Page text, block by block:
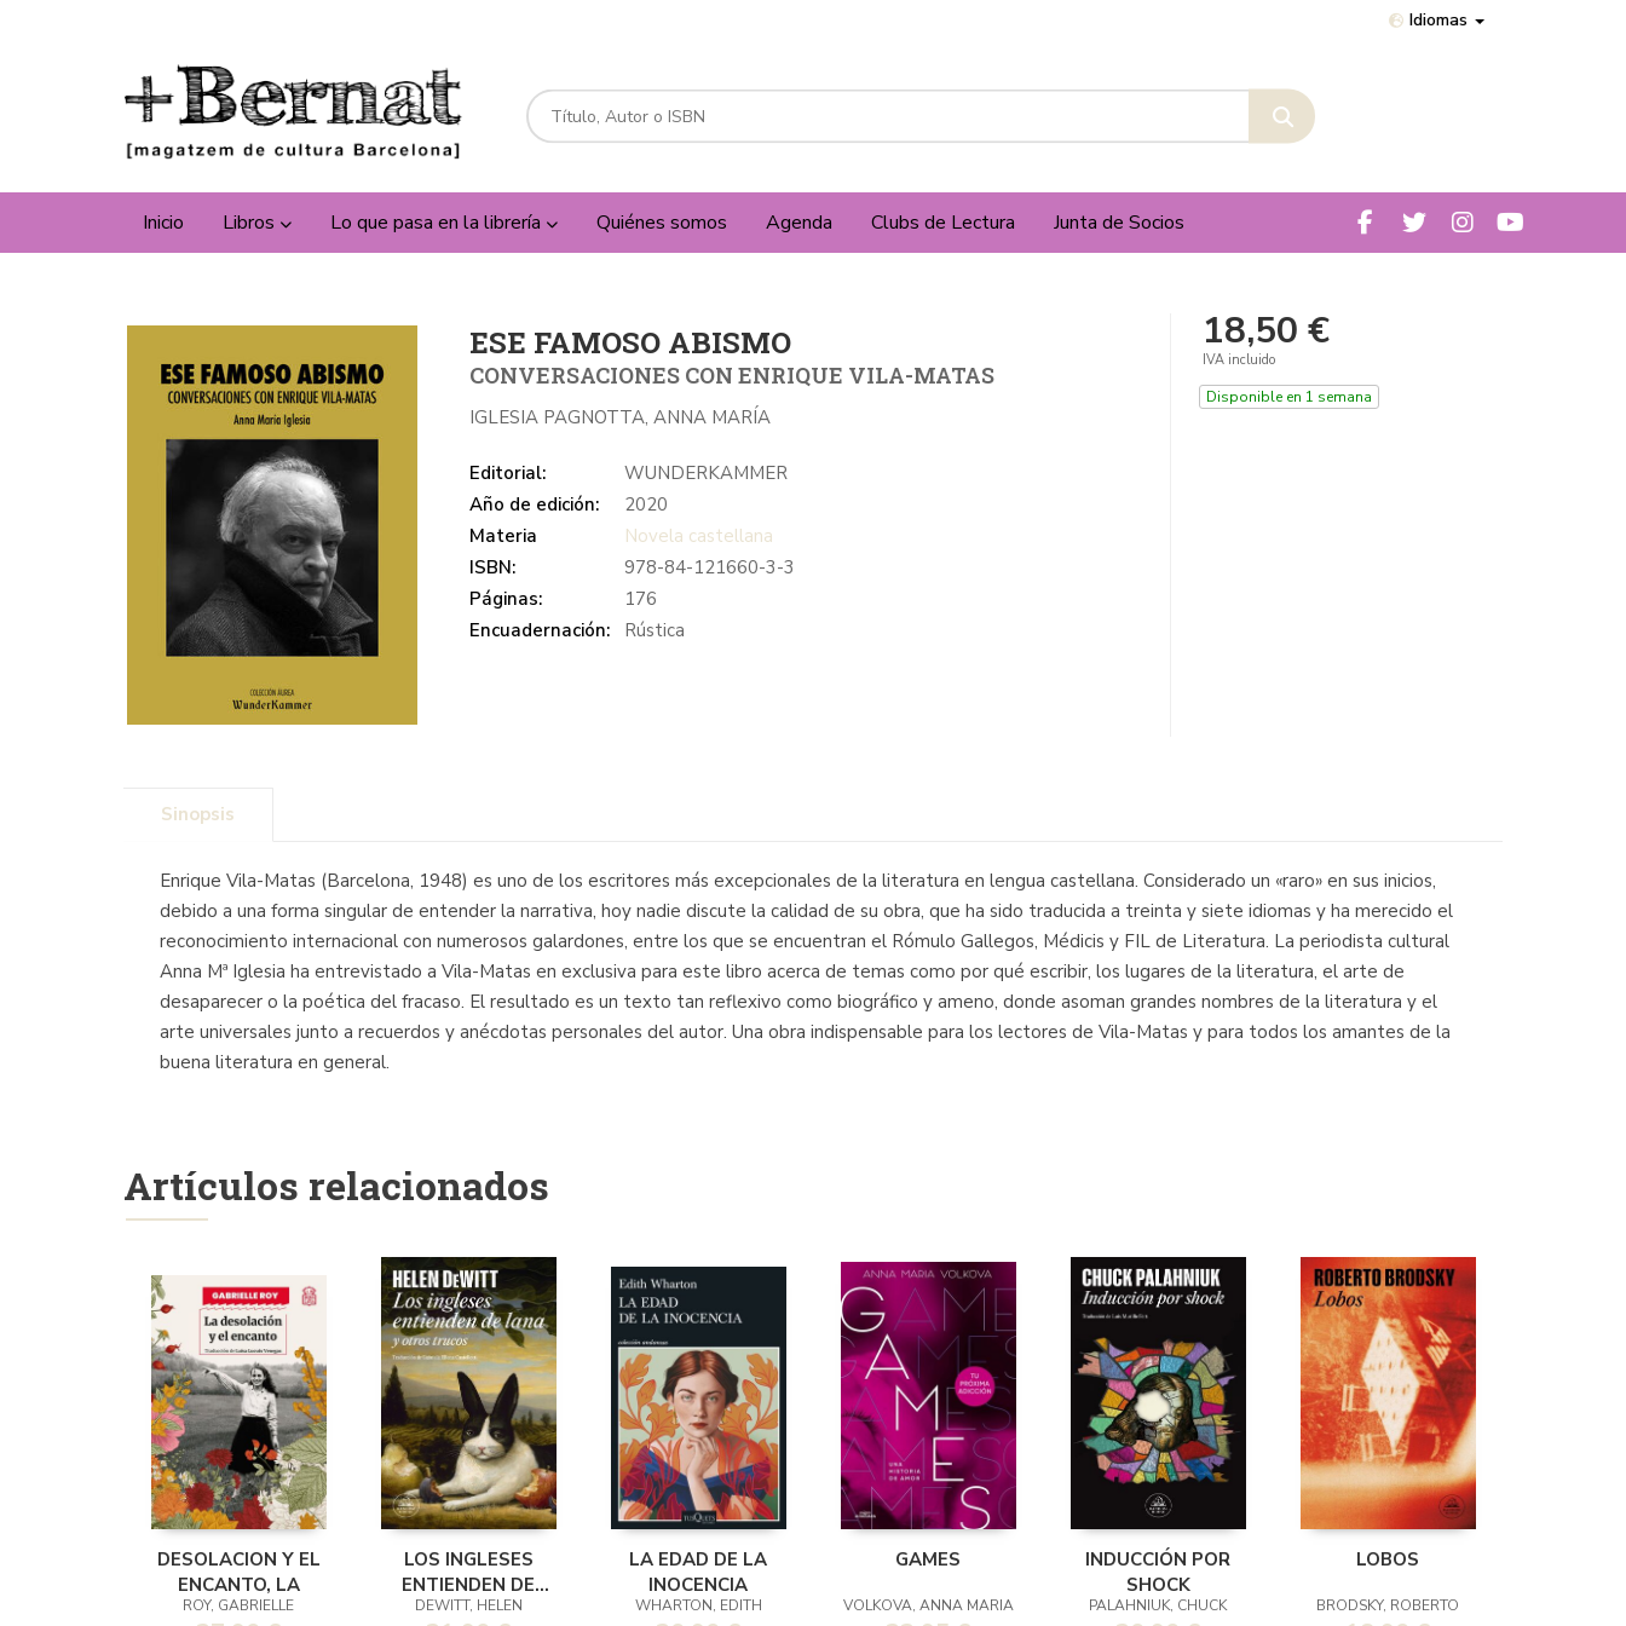
Idiomas
Inicio Libros Lo que pasa en la librería Quiénes somos Agenda Clubs de Lectura Junta de Socios
ESE FAMOSO ABISMO
CONVERSACIONES CON ENRIQUE VILA-MATAS
IGLESIA PAGNOTTA, ANNA MARÍA
Editorial:
WUNDERKAMMER
Año de edición:
2020
Materia
Novela castellana
ISBN:
978-84-121660-3-3
Páginas:
176
Encuadernación:
Rústica
18,50 €
IVA incluido
Disponible en 1 semana
Sinopsis
Enrique Vila-Matas (Barcelona, 1948) es uno de los escritores más excepcionales de la literatura en lengua castellana. Considerado un «raro» en sus inicios,
debido a una forma singular de entender la narrativa, hoy nadie discute la calidad de su obra, que ha sido traducida a treinta y siete idiomas y ha merecido el
reconocimiento internacional con numerosos galardones, entre los que se encuentran el Rómulo Gallegos, Médicis y FIL de Literatura. La periodista cultural
Anna Mª Iglesia ha entrevistado a Vila-Matas en exclusiva para este libro acerca de temas como por qué escribir, los lugares de la literatura, el arte de
desaparecer o la poética del fracaso. El resultado es un texto tan reflexivo como biográfico y ameno, donde asoman grandes nombres de la literatura y el
arte universales junto a recuerdos y anécdotas personales del autor. Una obra indispensable para los lectores de Vila-Matas y para todos los amantes de la
buena literatura en general.
Artículos relacionados
DESOLACION Y EL
ENCANTO, LA
ROY, GABRIELLE
LOS INGLESES
ENTIENDEN DE
LANA (Y OTROS
DEWITT, HELEN
LA EDAD DE LA
INOCENCIA
WHARTON, EDITH
GAMES
VOLKOVA, ANNA MARIA
INDUCCIÓN POR
SHOCK
PALAHNIUK, CHUCK
LOBOS
BRODSKY, ROBERTO